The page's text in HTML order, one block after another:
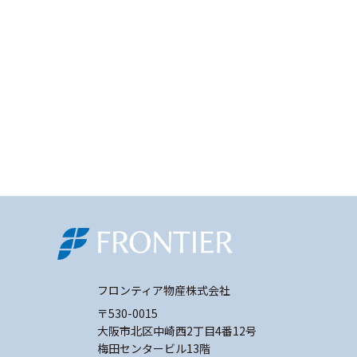
フロンティア物産株式会社
〒530-0015
大阪市北区中崎西2丁目4番12号
梅田センタービル13階